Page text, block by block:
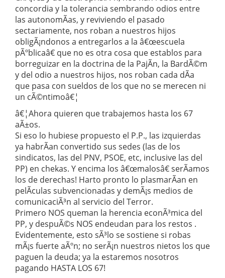
concordia y la tolerancia sembrando odios entre
las autonomÃ­as, y reviviendo el pasado
sectariamente, nos roban a nuestros hijos
obligÃ¡ndonos a entregarlos a la â€œescuela
pÃºblicaâ€ que no es otra cosa que establos para
borreguizar en la doctrina de la PajÃ­n, la BardÃ©m
y del odio a nuestros hijos, nos roban cada dÃ­a
que pasa con sueldos de los que no se merecen ni
un cÃ©ntimoâ€¦
â€¦Ahora quieren que trabajemos hasta los 67
aÃ±os.
Si eso lo hubiese propuesto el P.P., las izquierdas
ya habrÃ­an convertido sus sedes (las de los
sindicatos, las del PNV, PSOE, etc, inclusive las del
PP) en chekas. Y encima los â€œmalosâ€ serÃ­amos
los de derechas! Harto pronto lo plasmarÃ­an en
pelÃ­culas subvencionadas y demÃ¡s medios de
comunicaciÃ³n al servicio del Terror.
Primero NOS queman la herencia econÃ³mica del
PP, y despuÃ©s NOS endeudan para los restos .
Evidentemente, esto sÃ³lo se sostiene si robas
mÃ¡s fuerte aÃºn; no serÃ¡n nuestros nietos los que
paguen la deuda; ya la estaremos nosotros
pagando HASTA LOS 67!